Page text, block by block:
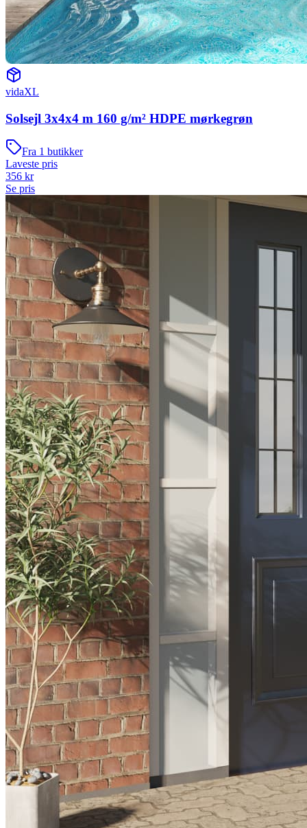
vidaXL
Solsejl 3x4x4 m 160 g/m² HDPE mørkegrøn
Fra 1 butikker
Laveste pris
356 kr
Se pris